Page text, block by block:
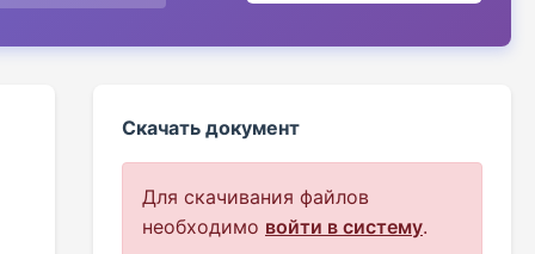
Скачать документ
Для скачивания файлов
необходимо войти в систему.